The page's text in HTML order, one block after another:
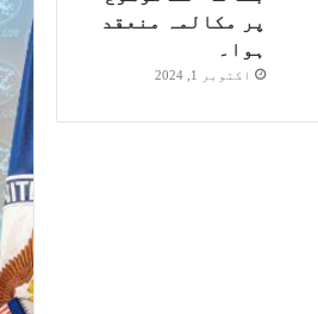
پر مکالمہ منعقد
ہوا۔
اکتوبر 1, 2024